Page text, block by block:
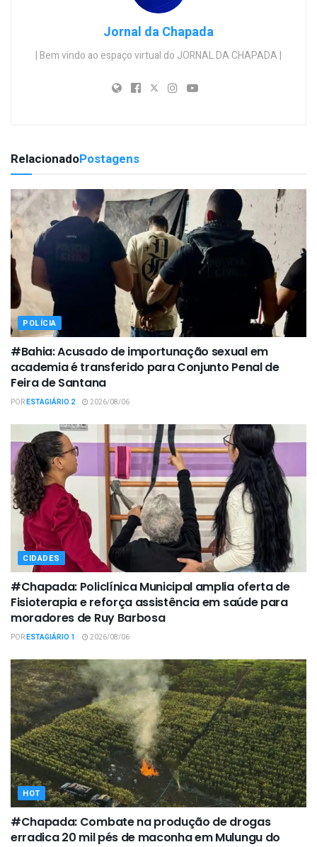
Jornal da Chapada
| Bem vindo ao espaço virtual do JORNAL DA CHAPADA |
RelacionadoPostagens
POLÍCIA
#Bahia: Acusado de importunação sexual em
academia é transferido para Conjunto Penal de
Feira de Santana
PORESTAGIÁRIO 2 2026/08/06
CIDADES
#Chapada: Policlínica Municipal amplia oferta de
Fisioterapia e reforça assistência em saúde para
moradores de Ruy Barbosa
PORESTAGIÁRIO 1 2026/08/06
HOT
#Chapada: Combate na produção de drogas
erradica 20 mil pés de maconha em Mulungu do